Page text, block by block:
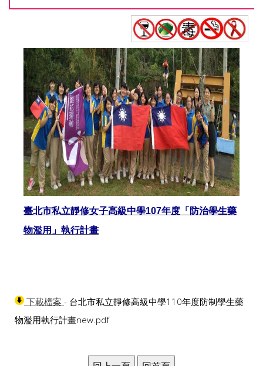
臺北市私立靜修女子高級中學107年度「防治學生藥
物濫用」執行計畫
下載檔案 - 台北市私立靜修高級中學110年度防制學生藥
物濫用執行計畫new.pdf